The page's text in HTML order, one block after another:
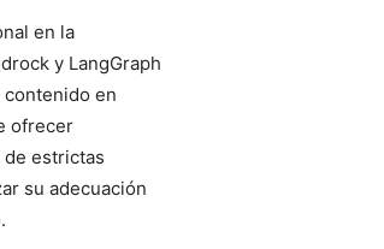
en la
y LangGraph
en
ofrecer
estrictas
su adecuación